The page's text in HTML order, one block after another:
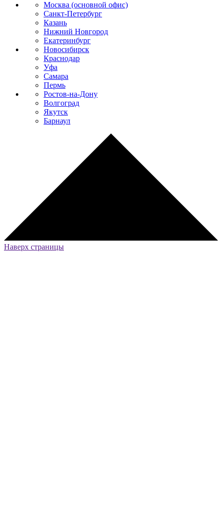
Москва (основной офис)
Санкт-Петербург
Казань
Нижний Новгород
Екатеринбург
Новосибирск
Краснодар
Уфа
Самара
Пермь
Ростов-на-Дону
Волгоград
Якутск
Барнаул
Наверх страницы